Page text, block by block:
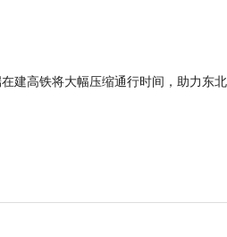
建高铁将大幅压缩通行时间，助力东